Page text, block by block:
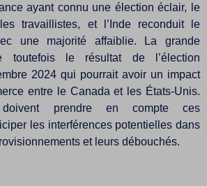
ayant connu une élection éclair, le
travaillistes, et l’Inde reconduit le
une majorité affaiblie. La grande
toutefois le résultat de l’élection
2024 qui pourrait avoir un impact
entre le Canada et les États-Unis.
doivent prendre en compte ces
les interférences potentielles dans
et leurs débouchés.